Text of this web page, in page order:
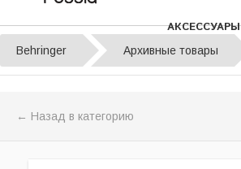
АКСЕССУАРЫ
Behringer Архивные товары
← Назад в категорию